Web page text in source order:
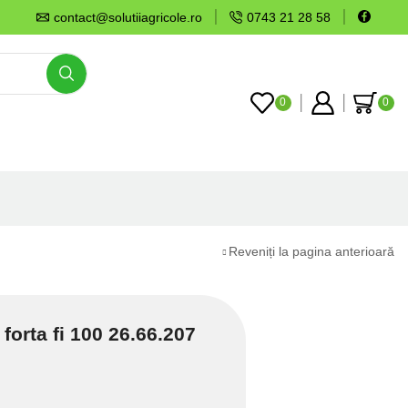
contact@solutiiagricole.ro 0743 21 28 58
0 0
Reveniți la pagina anterioară
fi 100 26.66.207